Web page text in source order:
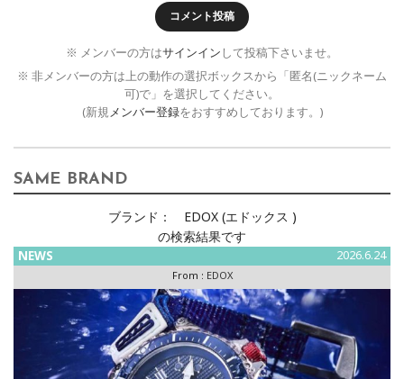
コメント投稿
※ メンバーの方はサインイン して投稿下さいませ。
※ 非メンバーの方は上の動作の選択ボックスから「匿名(ニックネーム
可)で」を選択してください。
(新規メンバー登録をおすすめしております。)
SAME BRAND
ブランド：
EDOX (エドックス )
の検索結果です
NEWS 2026.6.24
From : EDOX